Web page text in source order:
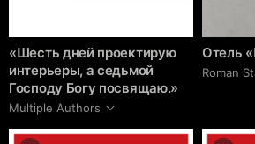
«Шесть дней проектирую
интерьеры, а седьмой
Господу Богу посвящаю.»
Multiple Authors
Отель
Roman